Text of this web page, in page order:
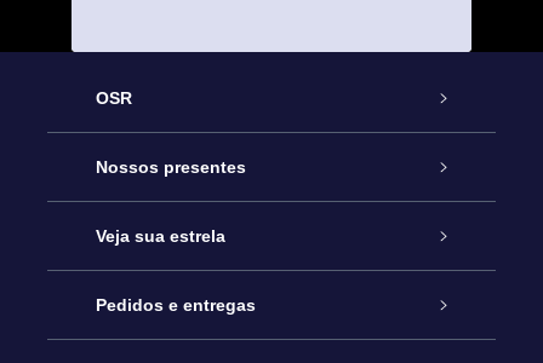
OSR
Serviço
Entre em contato conosco
Blog
Nossos presentes
Presente estrelar on-line
Pacote de presente da OSR
Veja sua estrela
Star Register
Pedidos e entregas